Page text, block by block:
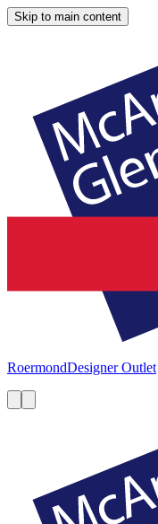
Skip to main content
RoermondDesigner Outlet